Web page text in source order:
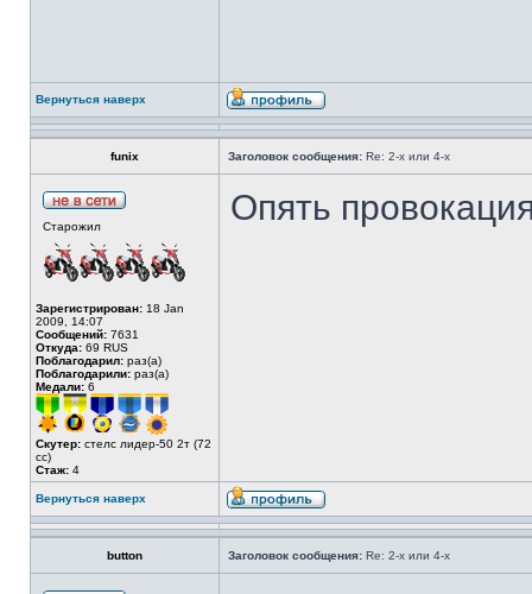
Вернуться наверх
funix Заголовок сообщения: Re: 2-х или 4-х
Старожил
Зарегистрирован: 18 Jan
2009, 14:07
Сообщений: 7631
Откуда: 69 RUS
Поблагодарил: раз(а)
Поблагодарили: раз(а)
Медали: 6
Скутер: стелс лидер-50 2т (72
cc)
Стаж: 4
Опять
Вернуться наверх
button Заголовок сообщения: Re: 2-х или 4-х